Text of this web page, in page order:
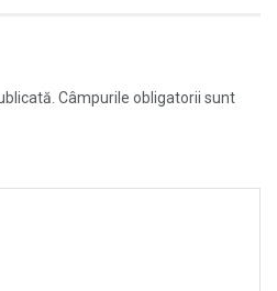
Câmpurile obligatorii sunt